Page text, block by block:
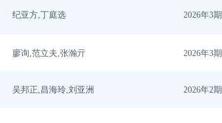
纪亚方,丁庭选 2026年3期
廖询,范立夫,张瀚亓 2026年3期
吴邦正,昌海玲,刘亚洲 2026年2期